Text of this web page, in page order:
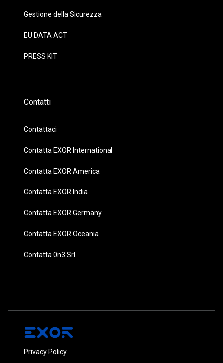
Gestione della Sicurezza
EU DATA ACT
PRESS KIT
Contatti
Contattaci
Contatta EXOR International
Contatta EXOR America
Contatta EXOR India
Contatta EXOR Germany
Contatta EXOR Oceania
Contatta 0n3 Srl
Privacy Policy